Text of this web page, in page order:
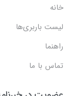
خانه
لیست باربری‌ها
راهنما
تماس با ما